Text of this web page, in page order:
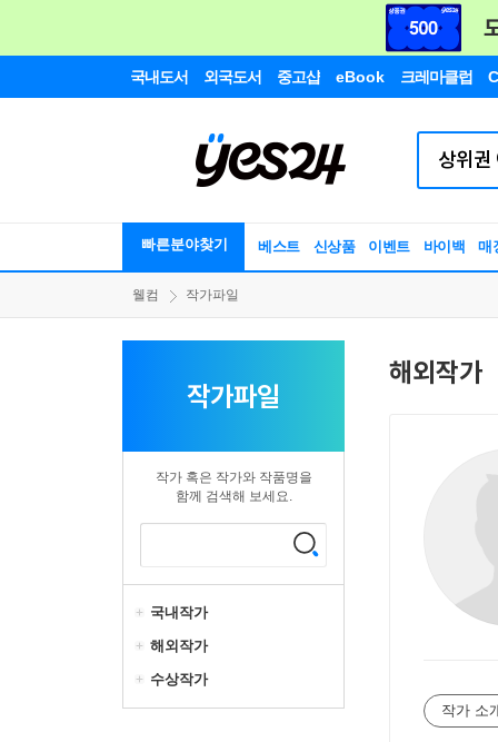
국내도서 외국도서 중고샵 eBook 크레마클럽
빠른분야찾기 베스트 신상품 이벤트 바이백 매
웰컴 작가파일
작가파일
작가 혹은 작가와 작품명을
함께 검색해 보세요.
국내작가
해외작가
수상작가
해외작가
작가 소